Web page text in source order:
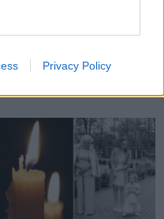
Privacy Policy
įvardijo